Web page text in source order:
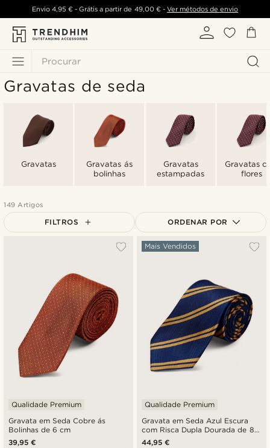
Procurar
Envio 4,95 €- Grátis a partir de 49,00 €- Ver métodos de envio
Gravatas de seda
Gravatas
Gravatas ás
bolinhas
Gravatas
estampadas
Gravatas
flores
149 Artigos
FILTROS ORDENAR POR
Mais vendidos
Preço mais baixo
Preço mais alto
Gravata em Seda Cobre ás
Bolinhas de 6 cm
Qualidade Premium
39,95 €
Gravata em Seda Azul Escura
com Risca Dupla Dourada de 8
cm
Mais Vendidos
Qualidade Premium
44,95 €